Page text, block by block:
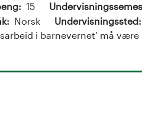
15
Norsk Undervisningssted
i barnevernet’ må